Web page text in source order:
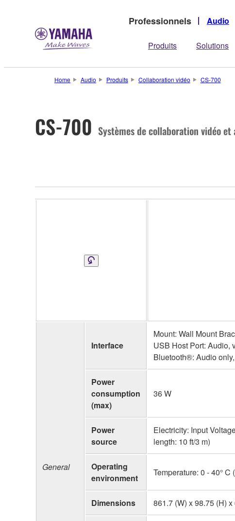
Professionnels Audio
Produits Solutions
Home Audio Produits Collaboration vidéo CS-700
CS-700 Systèmes de collaboration vidéo
General
Interface
Mount: Wall Mount
USB Host Port: Audio,
Bluetooth®: Audio
Power
consumption
(max)
36 W
Power
source
Electricity: Input
length: 10 ft/3 m)
Operating
environment
Temperature: 0 - 40°
Dimensions 861.7 (W) x 98.75 (H)